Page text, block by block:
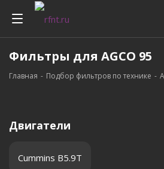
Фильтры для AGCO 95
Главная - Подбор фильтров по технике -
Двигатели
Cummins B5.9T